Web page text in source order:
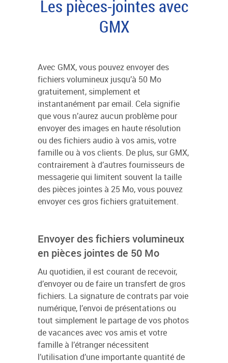
Les pièces-jointes avec
GMX
Avec GMX, vous pouvez envoyer des
fichiers volumineux jusqu’à 50 Mo
gratuitement, simplement et
instantanément par email. Cela signifie
que vous n’aurez aucun problème pour
envoyer des images en haute résolution
ou des fichiers audio à vos amis, votre
famille ou à vos clients. De plus, sur GMX,
contrairement à d’autres fournisseurs de
messagerie qui limitent souvent la taille
des pièces jointes à 25 Mo, vous pouvez
envoyer ces gros fichiers gratuitement.
Envoyer des fichiers volumineux
en pièces jointes de 50 Mo
Au quotidien, il est courant de recevoir,
d’envoyer ou de faire un transfert de gros
fichiers. La signature de contrats par voie
numérique, l’envoi de présentations ou
tout simplement le partage de vos photos
de vacances avec vos amis et votre
famille à l’étranger nécessitent
l’utilisation d’une importante quantité de